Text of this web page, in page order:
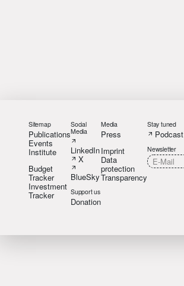
Sitemap
Publications
Events
Institute
Budget
Tracker
Investment
Tracker
Social
Media
LinkedIn
X
BlueSky
Support us
Donation
Media
Press
Imprint
Data
protection
Transparency
Stay tuned
Podcast
Newsletter